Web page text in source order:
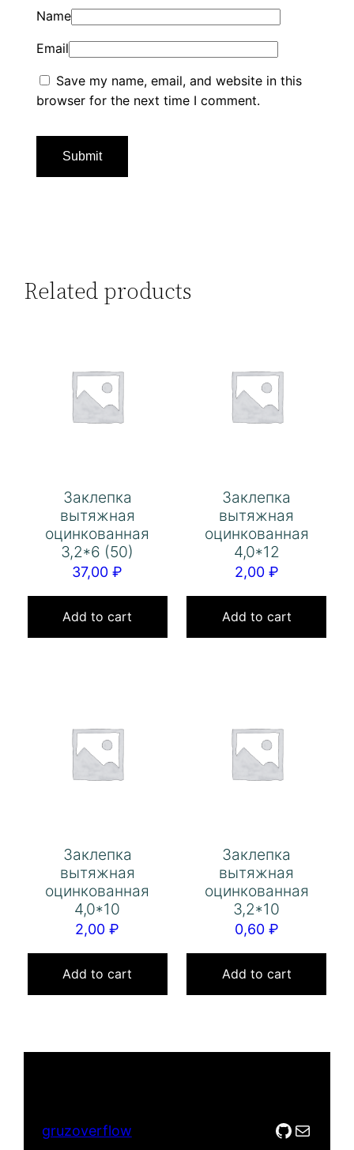
Name
Email
Save my name, email, and website in this
browser for the next time I comment.
Related products
Заклепка
вытяжная
оцинкованная
3,2*6 (50)
37,00₽
Add to cart
Заклепка
вытяжная
оцинкованная
4,0*12
2,00 ₽
Add to cart
Заклепка
вытяжная
оцинкованная
4,0*10
2,00₽
Add to cart
Заклепка
вытяжная
оцинкованная
3,2*10
0,60 ₽
Add to cart
gruzoverflow GitHub
Mail